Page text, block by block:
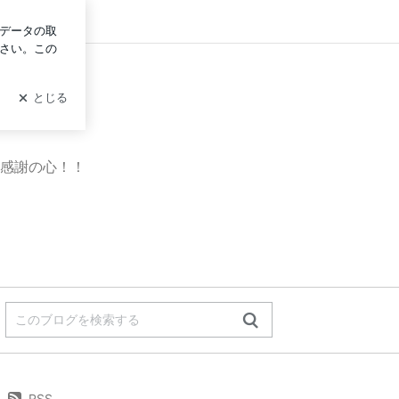
ン
謝の心！！